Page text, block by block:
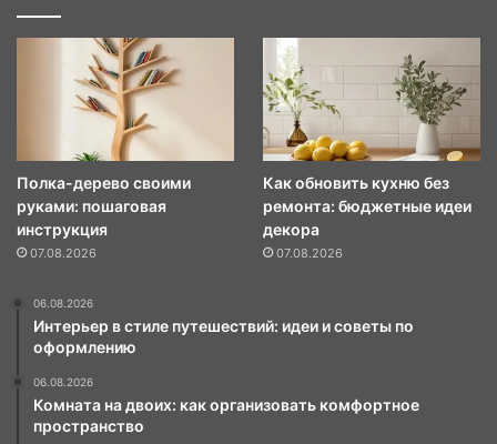
Полка-дерево своими
руками: пошаговая
инструкция
07.08.2026
Как обновить кухню без
ремонта: бюджетные идеи
декора
07.08.2026
06.08.2026
Интерьер в стиле путешествий: идеи и советы по
оформлению
06.08.2026
Комната на двоих: как организовать комфортное
пространство